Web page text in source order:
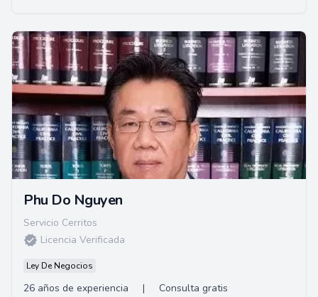
Phu Do Nguyen
Servicio Cerritos
Licencia Verificada
Ley De Negocios
26 años de experiencia |
Consulta gratis